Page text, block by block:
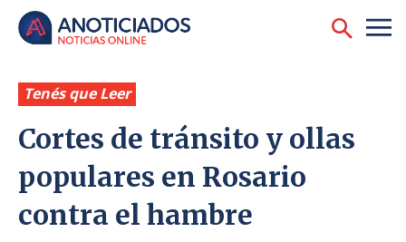
Tenés que Leer
Cortes de tránsito y ollas
populares en Rosario
contra el hambre